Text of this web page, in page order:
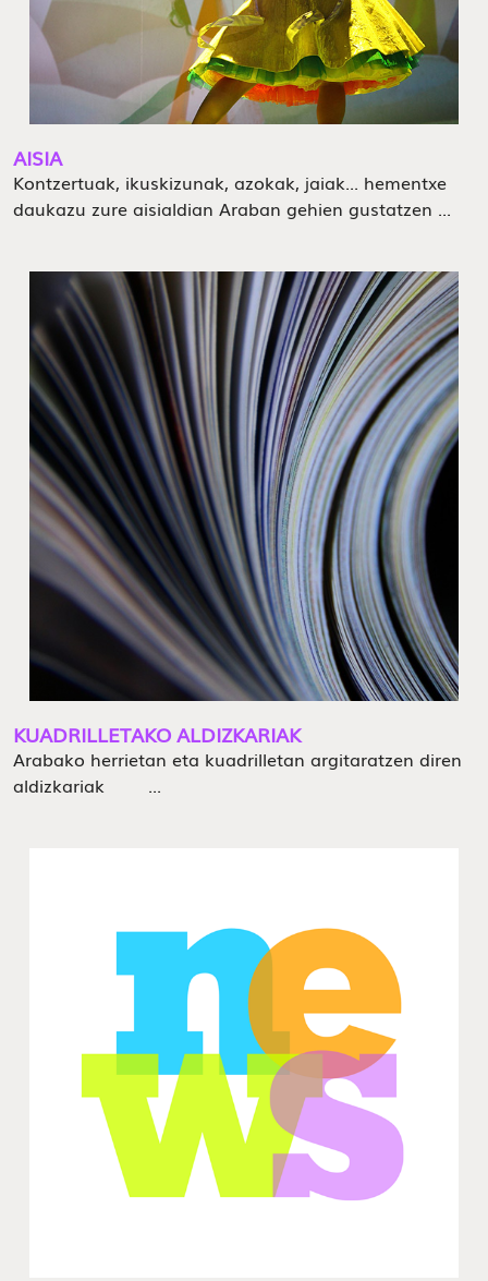
AISIA
Kontzertuak, ikuskizunak, azokak, jaiak... hementxe
daukazu zure aisialdian Araban gehien gustatzen ...
KUADRILLETAKO ALDIZKARIAK
Arabako herrietan eta kuadrilletan argitaratzen diren
aldizkariak ...